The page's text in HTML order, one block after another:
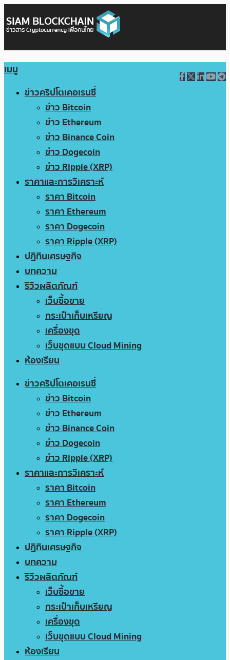
เมนู
ข่าวคริปโตเคอเรนซี่
ข่าว Bitcoin
ข่าว Ethereum
ข่าว Binance Coin
ข่าว Dogecoin
ข่าว Ripple (XRP)
ราคาและการวิเคราะห์
ราคา Bitcoin
ราคา Ethereum
ราคา Dogecoin
ราคา Ripple (XRP)
ปฏิทินเศรษฐกิจ
บทความ
รีวิวผลิตภัณฑ์
เว็บซื้อขาย
กระเป๋าเก็บเหรียญ
เครื่องขุด
เว็บขุดแบบ Cloud Mining
ห้องเรียน
ข่าวคริปโตเคอเรนซี่
ข่าว Bitcoin
ข่าว Ethereum
ข่าว Binance Coin
ข่าว Dogecoin
ข่าว Ripple (XRP)
ราคาและการวิเคราะห์
ราคา Bitcoin
ราคา Ethereum
ราคา Dogecoin
ราคา Ripple (XRP)
ปฏิทินเศรษฐกิจ
บทความ
รีวิวผลิตภัณฑ์
เว็บซื้อขาย
กระเป๋าเก็บเหรียญ
เครื่องขุด
เว็บขุดแบบ Cloud Mining
ห้องเรียน